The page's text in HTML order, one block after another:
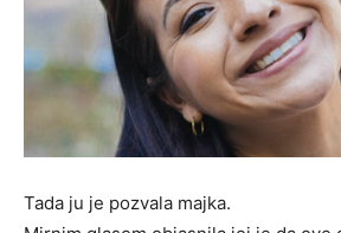
Tada ju je pozvala majka.